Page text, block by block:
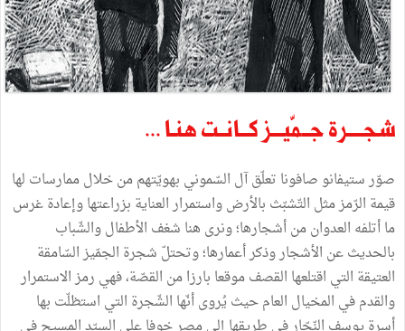
شجــــرة جــمّيـــز كــانــت هنـا ...
صوّر ستيفانو صافونا تعلّق آل السّموني بهويّتهم من خلال ممارسات لها
قيمة الرّمز مثل التّشبّث بالأرض واستمرار العناية بزراعتها وإعادة غرس
ما أتلفه العدوان من أشجارها؛ ونرى هنا شغف الأطفال والشّباب
بالحديث عن الأشجار وذكر أعمارها؛ وتحتلّ شجرة الجمّيز السّامقة
العتيقة التي اقتلعها القصف موقعا بارزا من القصّة، فهي رمز الاستمرار
والقدم في المخيال العام حيث يُروى أنّها الشّجرة التي استظلّت بها